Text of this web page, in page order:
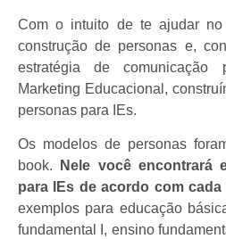
Com o intuito de te ajudar no
construção de personas e,
estratégia de
Marketing Educacional,
personas para IEs.
Os modelos de personas
book.
Nele você encontrará
para IEs de acordo com
exemplos para educação
fundamental I, ensino